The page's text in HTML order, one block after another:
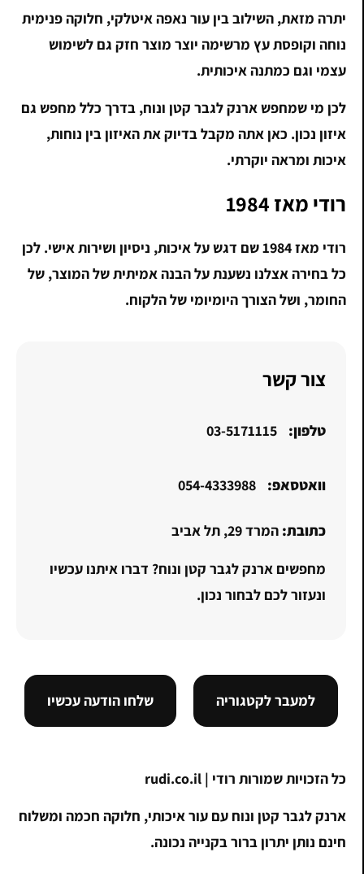
יתרה מזאת, השילוב בין עור נאפה איטלקי, חלוקה פנימית
נוחה וקופסת עץ מרשימה יוצר מוצר חזק גם לשימוש
עצמי וגם כמתנה איכותית.
לכן מי שמחפש ארנק לגבר קטן ונוח, בדרך כלל מחפש גם
איזון נכון. כאן אתה מקבל בדיוק את האיזון בין נוחות,
איכות ומראה יוקרתי.
רודי מאז 1984
רודי מאז 1984 שם דגש על איכות, ניסיון ושירות אישי. לכן
כל בחירה אצלנו נשענת על הבנה אמיתית של המוצר, של
החומר, ושל הצורך היומיומי של הלקוח.
צור קשר
טלפון: 03-5171115
וואטסאפ: 054-4333988
כתובת:המרד 29, תל אביב
מחפשים ארנק לגבר קטן ונוח? דברו איתנו עכשיו
ונעזור לכם לבחור נכון.
למעבר לקטגוריה שלחו הודעה עכשיו
כל הזכויות שמורות רודי | rudi.co.il
ארנק לגבר קטן ונוח עם עור איכותי, חלוקה חכמה ומשלוח
חינם נותן יתרון ברור בקנייה נכונה.